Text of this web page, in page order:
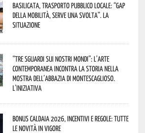
Basilicata, trasporto pubblico locale: “Gap
della mobilità, serve una svolta”. La
situazione
“Tre Sguardi sui Nostri Mondi”: l’arte
contemporanea incontra la storia nella
mostra dell’Abbazia di Montescaglioso.
L’iniziativa
Bonus caldaia 2026, incentivi e regole: tutte
le novità in vigore